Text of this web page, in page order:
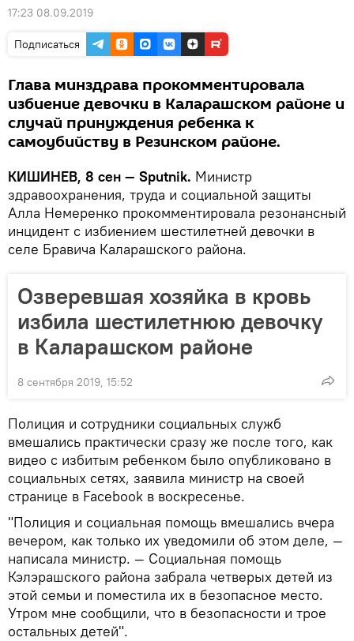
17:23 08.09.2019
Подписаться
Глава минздрава прокомментировала
избиение девочки в Каларашском районе и
случай принуждения ребенка к
самоубийству в Резинском районе.
КИШИНЕВ, 8 сен — Sputnik. Министр
здравоохранения, труда и социальной защиты
Алла Немеренко прокомментировала резонансный
инцидент с избиением шестилетней девочки в
селе Бравича Каларашского района.
Озверевшая хозяйка в кровь
избила шестилетнюю девочку
в Каларашском районе
8 сентября 2019, 15:52
Полиция и сотрудники социальных служб
вмешались практически сразу же после того, как
видео с избитым ребенком было опубликовано в
социальных сетях, заявила министр на своей
странице в Facebook в воскресенье.
"Полиция и социальная помощь вмешались вчера
вечером, как только их уведомили об этом деле, —
написала министр. — Социальная помощь
Кэлэрашского района забрала четверых детей из
этой семьи и поместила их в безопасное место.
Утром мне сообщили, что в безопасности и трое
остальных детей".